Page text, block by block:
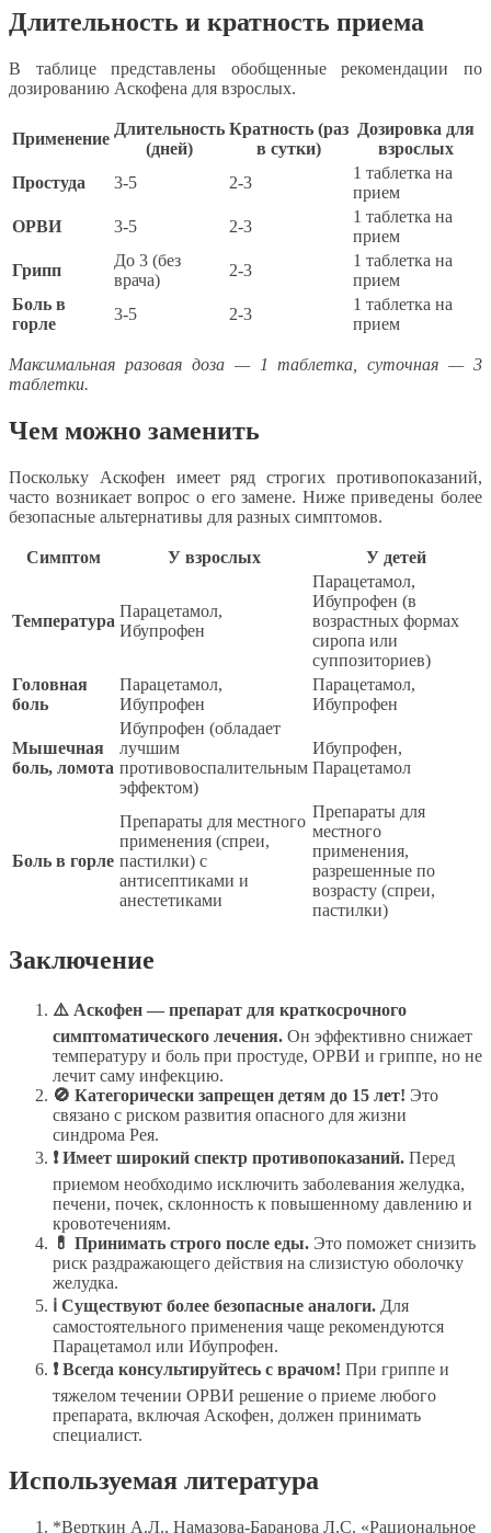
Длительность и кратность приема
В таблице представлены обобщенные рекомендации по
дозированию Аскофена для взрослых.
Применение
Длительность
(дней)
Кратность (раз
в сутки)
Дозировка для
взрослых
Простуда
3-5 2-3
1 таблетка на
прием
ОРВИ
3-5 2-3
1 таблетка на
прием
Грипп
До 3 (без
врача)
2-3
1 таблетка на
прием
Боль в
горле
3-5 2-3
1 таблетка на
прием
Максимальная разовая доза — 1 таблетка, суточная — 3
таблетки.
Чем можно заменить
Поскольку Аскофен имеет ряд строгих противопоказаний,
часто возникает вопрос о его замене. Ниже приведены более
безопасные альтернативы для разных симптомов.
Симптом У взрослых У детей
Температура
Парацетамол,
Ибупрофен
Парацетамол,
Ибупрофен (в
возрастных формах
сиропа или
суппозиториев)
Головная
боль
Парацетамол,
Ибупрофен
Парацетамол,
Ибупрофен
Мышечная
боль, ломота
Ибупрофен (обладает
лучшим
противовоспалительным
эффектом)
Ибупрофен,
Парацетамол
Боль в горле
Препараты для местного
применения (спреи,
пастилки) с
антисептиками и
анестетиками
Препараты для
местного
применения,
разрешенные по
возрасту (спреи,
пастилки)
Заключение
⚠️ Аскофен — препарат для краткосрочного
симптоматического лечения. Он эффективно снижает
температуру и боль при простуде, ОРВИ и гриппе, но не
лечит саму инфекцию.
🚫 Категорически запрещен детям до 15 лет! Это
связано с риском развития опасного для жизни
синдрома Рея.
❗ Имеет широкий спектр противопоказаний. Перед
приемом необходимо исключить заболевания желудка,
печени, почек, склонность к повышенному давлению и
кровотечениям.
💊 Принимать строго после еды. Это поможет снизить
риск раздражающего действия на слизистую оболочку
желудка.
ℹ️ Существуют более безопасные аналоги. Для
самостоятельного применения чаще рекомендуются
Парацетамол или Ибупрофен.
❗ Всегда консультируйтесь с врачом! При гриппе и
тяжелом течении ОРВИ решение о приеме любого
препарата, включая Аскофен, должен принимать
специалист.
Используемая литература
*Верткин А.Л., Намазова-Баранова Л.С. «Рациональное